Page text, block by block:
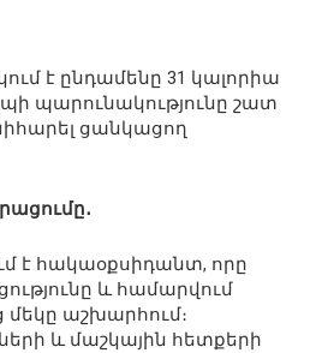
է ընդամենը 31 կալորիա
պարունակությունը շատ
նիհարել ցանկացող
է հակաօքսիդանտ, որը
և համարվում
աշխարհում։
և մաշկային հետքերի